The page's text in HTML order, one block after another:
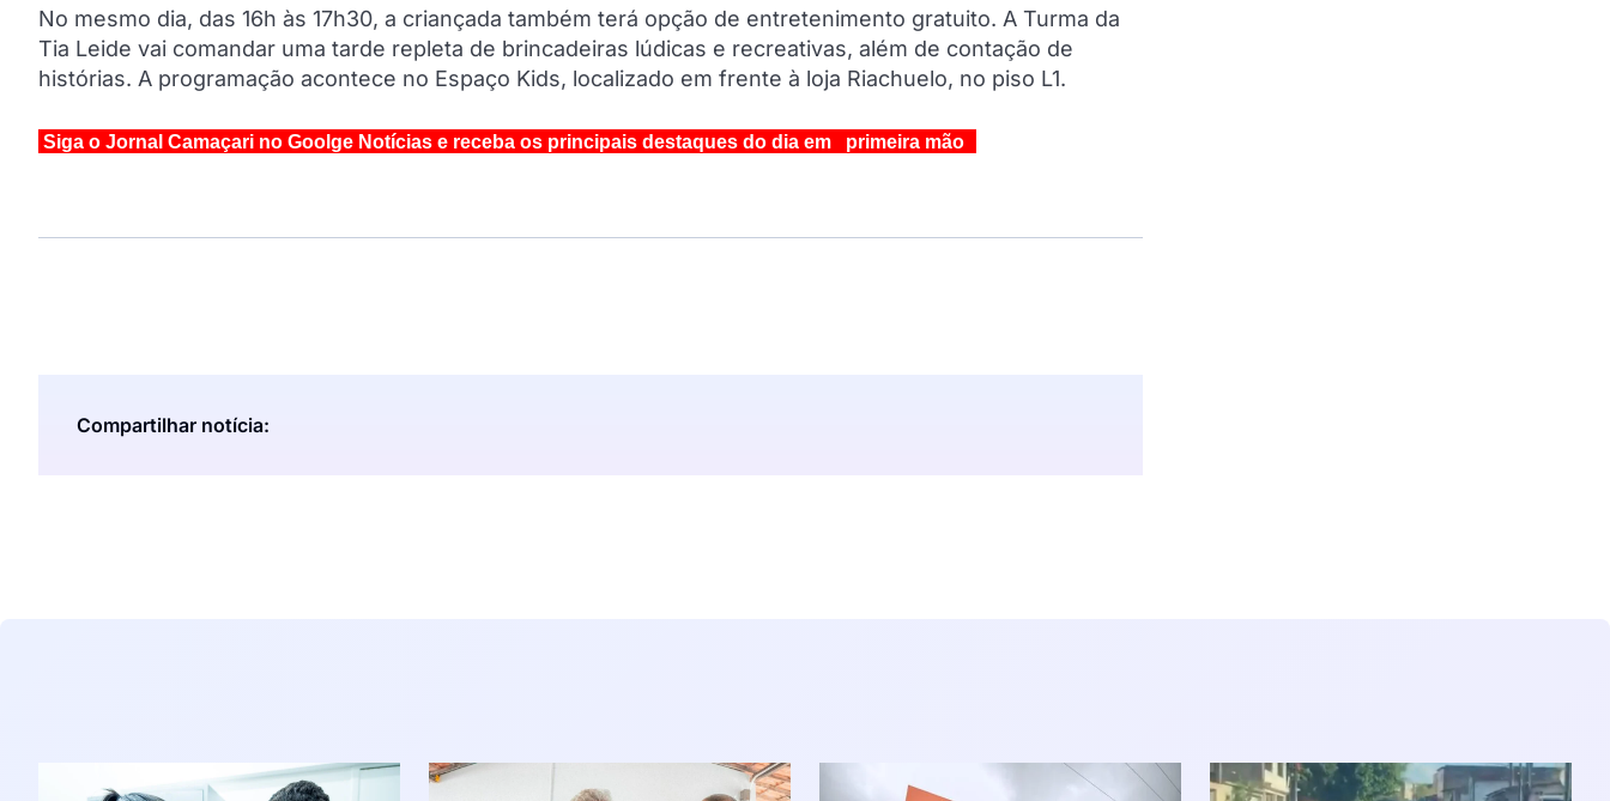
No mesmo dia, das 16h às 17h30, a criançada também terá opção de entretenimento gratuito. A Turma da
Tia Leide vai comandar uma tarde repleta de brincadeiras lúdicas e recreativas, além de contação de
histórias. A programação acontece no Espaço Kids, localizado em frente à loja Riachuelo, no piso L1.
Siga o Jornal Camaçari no Goolge Notícias e receba os principais destaques do dia em primeira mão
Compartilhar notícia: